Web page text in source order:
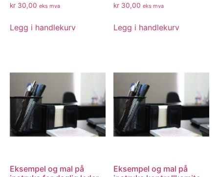
kr 30,00 eks mva
Legg i handlekurv
kr 30,00 eks mva
Legg i handlekurv
Eksempel og mal på
Eksempel og mal på